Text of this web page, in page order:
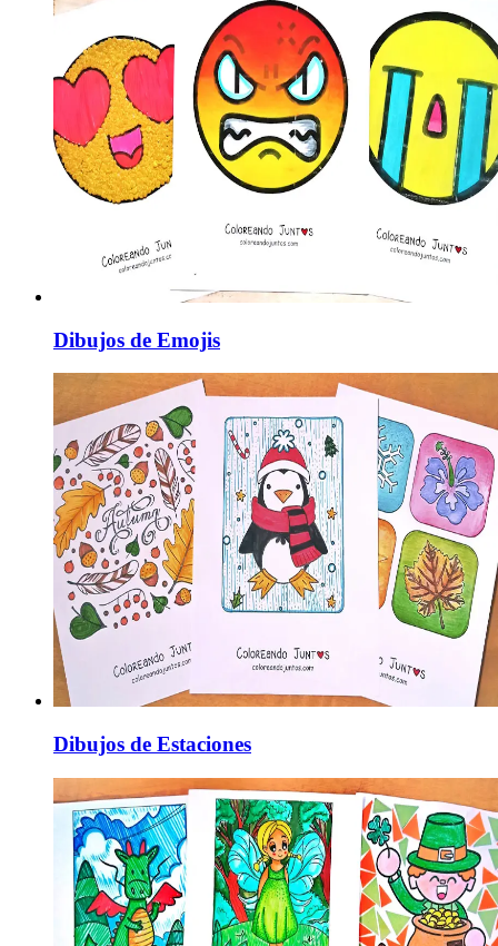
Dibujos de Emojis
Dibujos de Estaciones